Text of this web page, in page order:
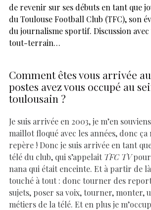
de revenir sur ses débuts en tant que
du Toulouse Football Club (TFC), son
du journalisme sportif. Discussion
tout-terrain…
Comment êtes vous arrivée
postes avez vous occupé au
toulousain ?
Je suis arrivée en 2003, je m’en
maillot floqué avec les années, donc ça
repère ! Donc je suis arrivée en tant
télé du club, qui s’appelait TFC TV
nana qui était enceinte. Et à partir de là
touché à tout : donc tourner des
sujets, poser sa voix, tourner, monter,
métiers de la télé. Et en plus je